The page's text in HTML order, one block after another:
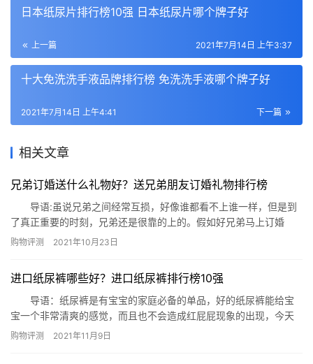
日本纸尿片排行榜10强 日本纸尿片哪个牌子好
上一篇 2021年7月14日 上午3:37
​十大免洗洗手液品牌排行榜 免洗洗手液哪个牌子好
下一篇
2021年7月14日 上午4:41
相关文章
兄弟订婚送什么礼物好？送兄弟朋友订婚礼物排行榜
导语:虽说兄弟之间经常互损，好像谁都看不上谁一样，但是到
了真正重要的时刻，兄弟还是很靠的上的。假如好兄弟马上订婚
了，要送什么礼物比较好呢?很多人开始烦恼了，网小编给你一些建
首饰 8、枕头 9、情侣杯 10、鲜花…
购物评测 2021年10月23日
进口纸尿裤哪些好？进口纸尿裤排行榜10强
导语：纸尿裤是有宝宝的家庭必备的单品，好的纸尿裤能给宝
宝一个非常清爽的感觉，而且也不会造成红屁屁现象的出现，今天
网整理了进口纸尿裤排行榜10强，这些单品在市场上的口碑都是相
购物评测 2021年11月9日